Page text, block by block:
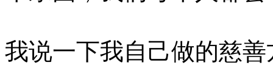
我说一下我自己做的慈